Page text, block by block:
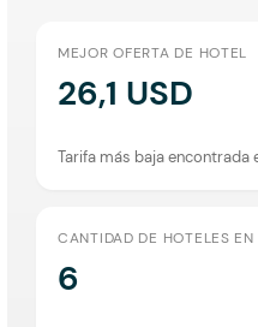
MEJOR OFERTA DE HOTEL
26,1 USD
Tarifa más baja encontrada
CANTIDAD DE HOTELES
6